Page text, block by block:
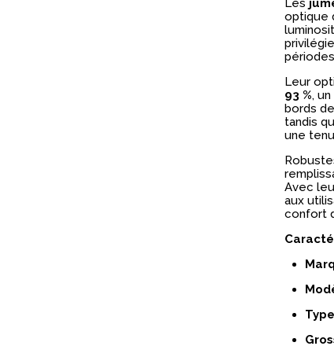
Les
optique
Leur
93 %, un
bords
tandis
une
Avec
aux
confort